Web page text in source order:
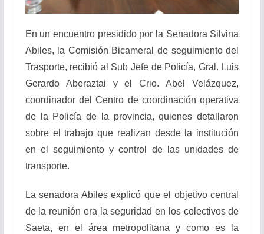
En un encuentro presidido por la Senadora Silvina
Abiles, la Comisión Bicameral de seguimiento del
Trasporte, recibió al Sub Jefe de Policía, Gral. Luis
Gerardo Aberaztai y el Crio. Abel Velázquez,
coordinador del Centro de coordinación operativa
de la Policía de la provincia, quienes detallaron
sobre el trabajo que realizan desde la institución
en el seguimiento y control de las unidades de
transporte.
La senadora Abiles explicó que el objetivo central
de la reunión era la seguridad en los colectivos de
Saeta, en el área metropolitana y como es la